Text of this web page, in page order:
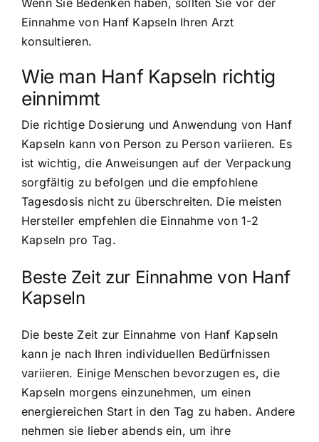
Wenn Sie Bedenken haben, sollten Sie vor der
Einnahme von Hanf Kapseln Ihren Arzt
konsultieren.
Wie man Hanf Kapseln richtig
einnimmt
Die richtige Dosierung und Anwendung von Hanf
Kapseln kann von Person zu Person variieren. Es
ist wichtig, die Anweisungen auf der Verpackung
sorgfältig zu befolgen und die empfohlene
Tagesdosis nicht zu überschreiten. Die meisten
Hersteller empfehlen die Einnahme von 1-2
Kapseln pro Tag.
Beste Zeit zur Einnahme von Hanf
Kapseln
Die beste Zeit zur Einnahme von Hanf Kapseln
kann je nach Ihren individuellen Bedürfnissen
variieren. Einige Menschen bevorzugen es, die
Kapseln morgens einzunehmen, um einen
energiereichen Start in den Tag zu haben. Andere
nehmen sie lieber abends ein, um ihre